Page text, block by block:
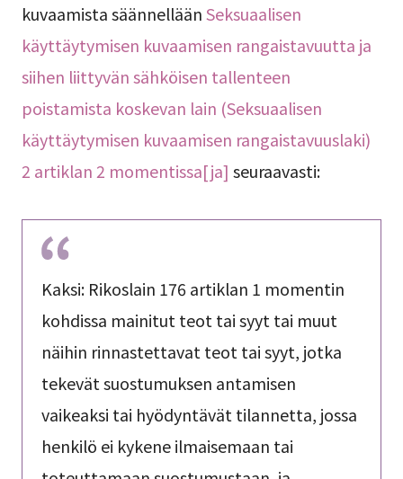
kuvaamista säännelläänSeksuaalisen
käyttäytymisen kuvaamisen rangaistavuutta ja
siihen liittyvän sähköisen tallenteen
poistamista koskevan lain (Seksuaalisen
käyttäytymisen kuvaamisen rangaistavuuslaki)
2 artiklan 2 momentissa[ja] seuraavasti:
Kaksi: Rikoslain 176 artiklan 1 momentin
kohdissa mainitut teot tai syyt tai muut
näihin rinnastettavat teot tai syyt, jotka
tekevät suostumuksen antamisen
vaikeaksi tai hyödyntävät tilannetta, jossa
henkilö ei kykene ilmaisemaan tai